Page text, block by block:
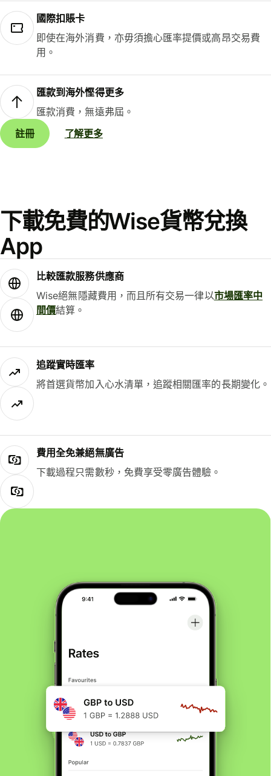
國際扣賬卡
即使在海外消費，亦毋須擔心匯率提價或高昂交易費
用。
匯款到海外慳得更多
匯款消費，無遠弗屆。
註冊
了解更多
下載免費的Wise貨幣兌換
App
比較匯款服務供應商
Wise絕無隱藏費用，而且所有交易一律以市場匯率中
間價結算。
追蹤實時匯率
將首選貨幣加入心水清單，追蹤相關匯率的長期變化。
費用全免兼絕無廣告
下載過程只需數秒，免費享受零廣告體驗。